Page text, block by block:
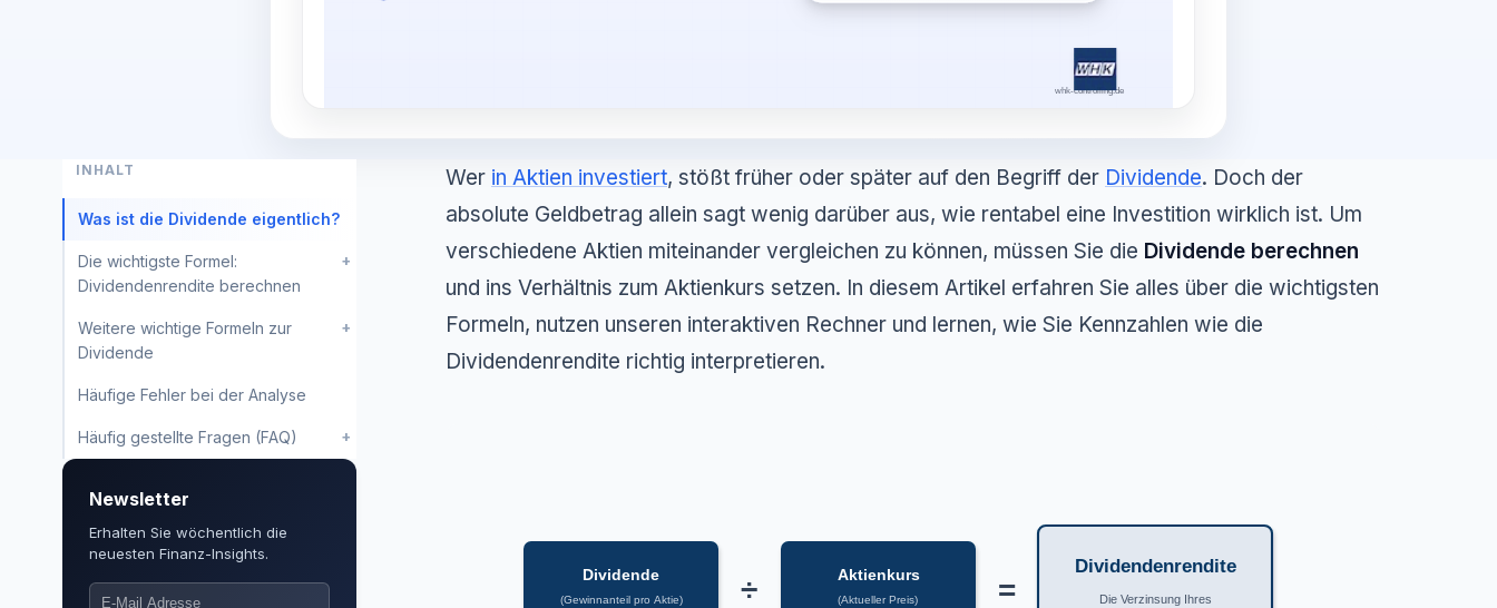
INHALT
Was ist die Dividende eigentlich?
+
Die wichtigste Formel:
Dividendenrendite berechnen
+
Weitere wichtige Formeln zur
Dividende
Häufige Fehler bei der Analyse
+
Häufig gestellte Fragen (FAQ)
Newsletter
Erhalten Sie wöchentlich die
neuesten Finanz-Insights.
Wer in Aktien investiert, stößt früher oder später auf den Begriff der Dividende. Doch der
absolute Geldbetrag allein sagt wenig darüber aus, wie rentabel eine Investition wirklich ist. Um
verschiedene Aktien miteinander vergleichen zu können, müssen Sie die Dividende berechnen
und ins Verhältnis zum Aktienkurs setzen. In diesem Artikel erfahren Sie alles über die wichtigsten
Formeln, nutzen unseren interaktiven Rechner und lernen, wie Sie Kennzahlen wie die
Dividendenrendite richtig interpretieren.
Dividende
(Gewinnanteil pro Aktie) ÷ Aktienkurs
(Aktueller Preis) =
Dividendenrendite
Die Verzinsung Ihres